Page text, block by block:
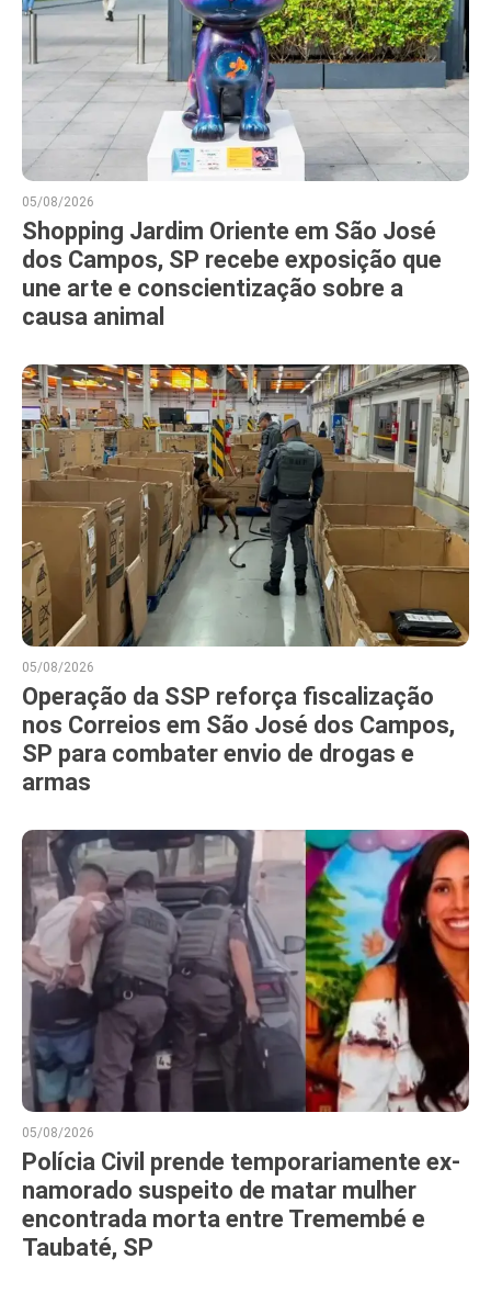
05/08/2026
Shopping Jardim Oriente em São José
dos Campos, SP recebe exposição que
une arte e conscientização sobre a
causa animal
05/08/2026
Operação da SSP reforça fiscalização
nos Correios em São José dos Campos,
SP para combater envio de drogas e
armas
05/08/2026
Polícia Civil prende temporariamente ex-
namorado suspeito de matar mulher
encontrada morta entre Tremembé e
Taubaté, SP